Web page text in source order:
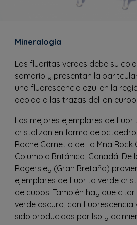
Mineralogía
Las fluoritas verdes debe su
samario y presentan la
una fluorescencia azul en la
debido a las trazas del ion
Los mejores ejemplares de
cristalizan en forma de
Roche Cornet o de l a Mna Rock
Columbia Británica, Canadá. De
Rogersley (Gran Bretaña)
ejemplares de fluorita verde
de cubos. También hay que
verde oscuro, con fluorescencia
sido producidos por lso y